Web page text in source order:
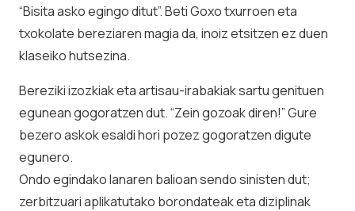
“Bisita asko egingo ditut”. Beti Goxo txurroen eta
txokolate bereziaren magia da, inoiz etsitzen ez duen
klaseiko hutsezina.
Bereziki izozkiak eta artisau-irabakiak sartu genituen
egunean gogoratzen dut. “Zein gozoak diren!” Gure
bezero askok esaldi hori pozez gogoratzen digute
egunero.
Ondo egindako lanaren balioan sendo sinisten dut;
zerbitzuari aplikatutako borondateak eta diziplinak